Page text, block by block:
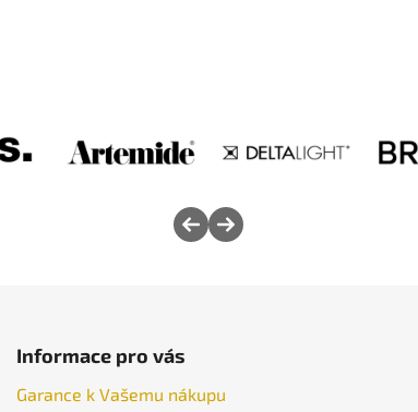
Informace pro vás
Garance k Vašemu nákupu